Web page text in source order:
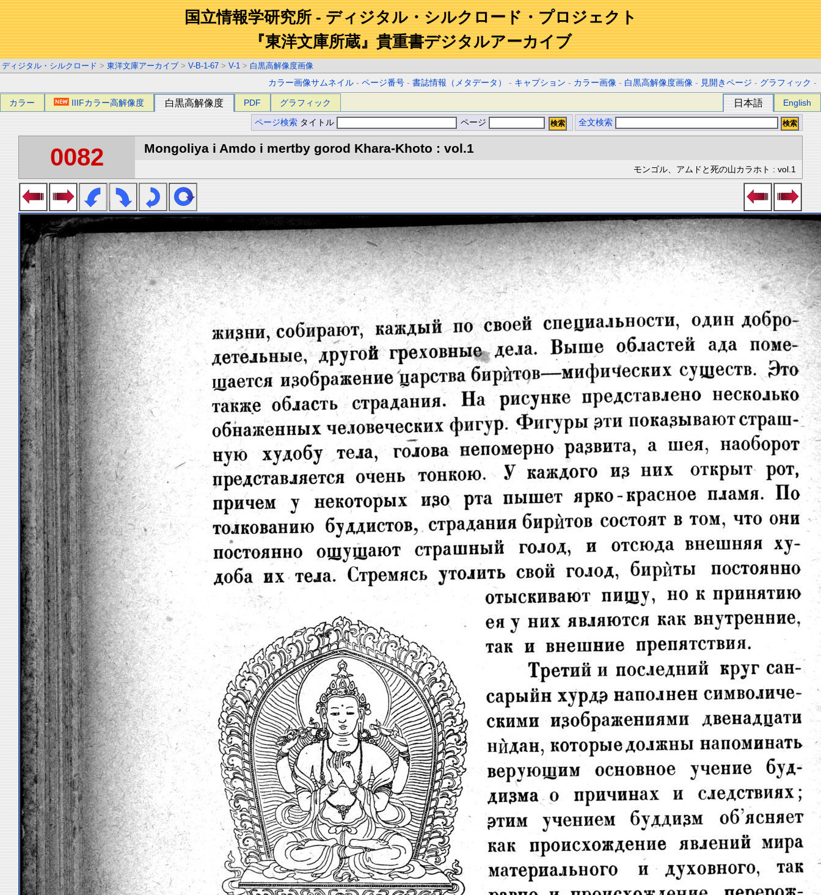
国立情報学研究所 - ディジタル・シルクロード・プロジェクト
『東洋文庫所蔵』貴重書デジタルアーカイブ
ディジタル・シルクロード > 東洋文庫アーカイブ > V-B-1-67 > V-1 > 白黒高解像度画像
カラー画像サムネイル -ページ番号 -書誌情報（メタデータ） - キャプション - カラー画像 - 白黒高解像度画像 - 見開きページ - グラフィック -
カラー IIIFカラー高解像度 白黒高解像度 PDF グラフィック 日本語 English
ページ検索 タイトル ページ 全文検索
0082 Mongoliya i Amdo i mertby gorod Khara-Khoto : vol.1
モンゴル、アムドと死の山カラホト : vol.1